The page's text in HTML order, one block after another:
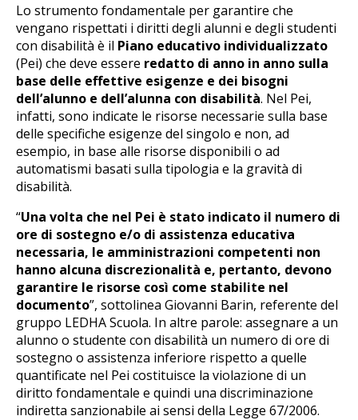
Lo strumento fondamentale per garantire che
vengano rispettati i diritti degli alunni e degli studenti
con disabilità è il Piano educativo individualizzato
(Pei) che deve essere redatto di anno in anno sulla
base delle effettive esigenze e dei bisogni
dell’alunno e dell’alunna con disabilità. Nel Pei,
infatti, sono indicate le risorse necessarie sulla base
delle specifiche esigenze del singolo e non, ad
esempio, in base alle risorse disponibili o ad
automatismi basati sulla tipologia e la gravità di
disabilità.
“Una volta che nel Pei è stato indicato il numero di
ore di sostegno e/o di assistenza educativa
necessaria, le amministrazioni competenti non
hanno alcuna discrezionalità e, pertanto, devono
garantire le risorse così come stabilite nel
documento”, sottolinea Giovanni Barin, referente del
gruppo LEDHA Scuola. In altre parole: assegnare a un
alunno o studente con disabilità un numero di ore di
sostegno o assistenza inferiore rispetto a quelle
quantificate nel Pei costituisce la violazione di un
diritto fondamentale e quindi una discriminazione
indiretta sanzionabile ai sensi della Legge 67/2006.